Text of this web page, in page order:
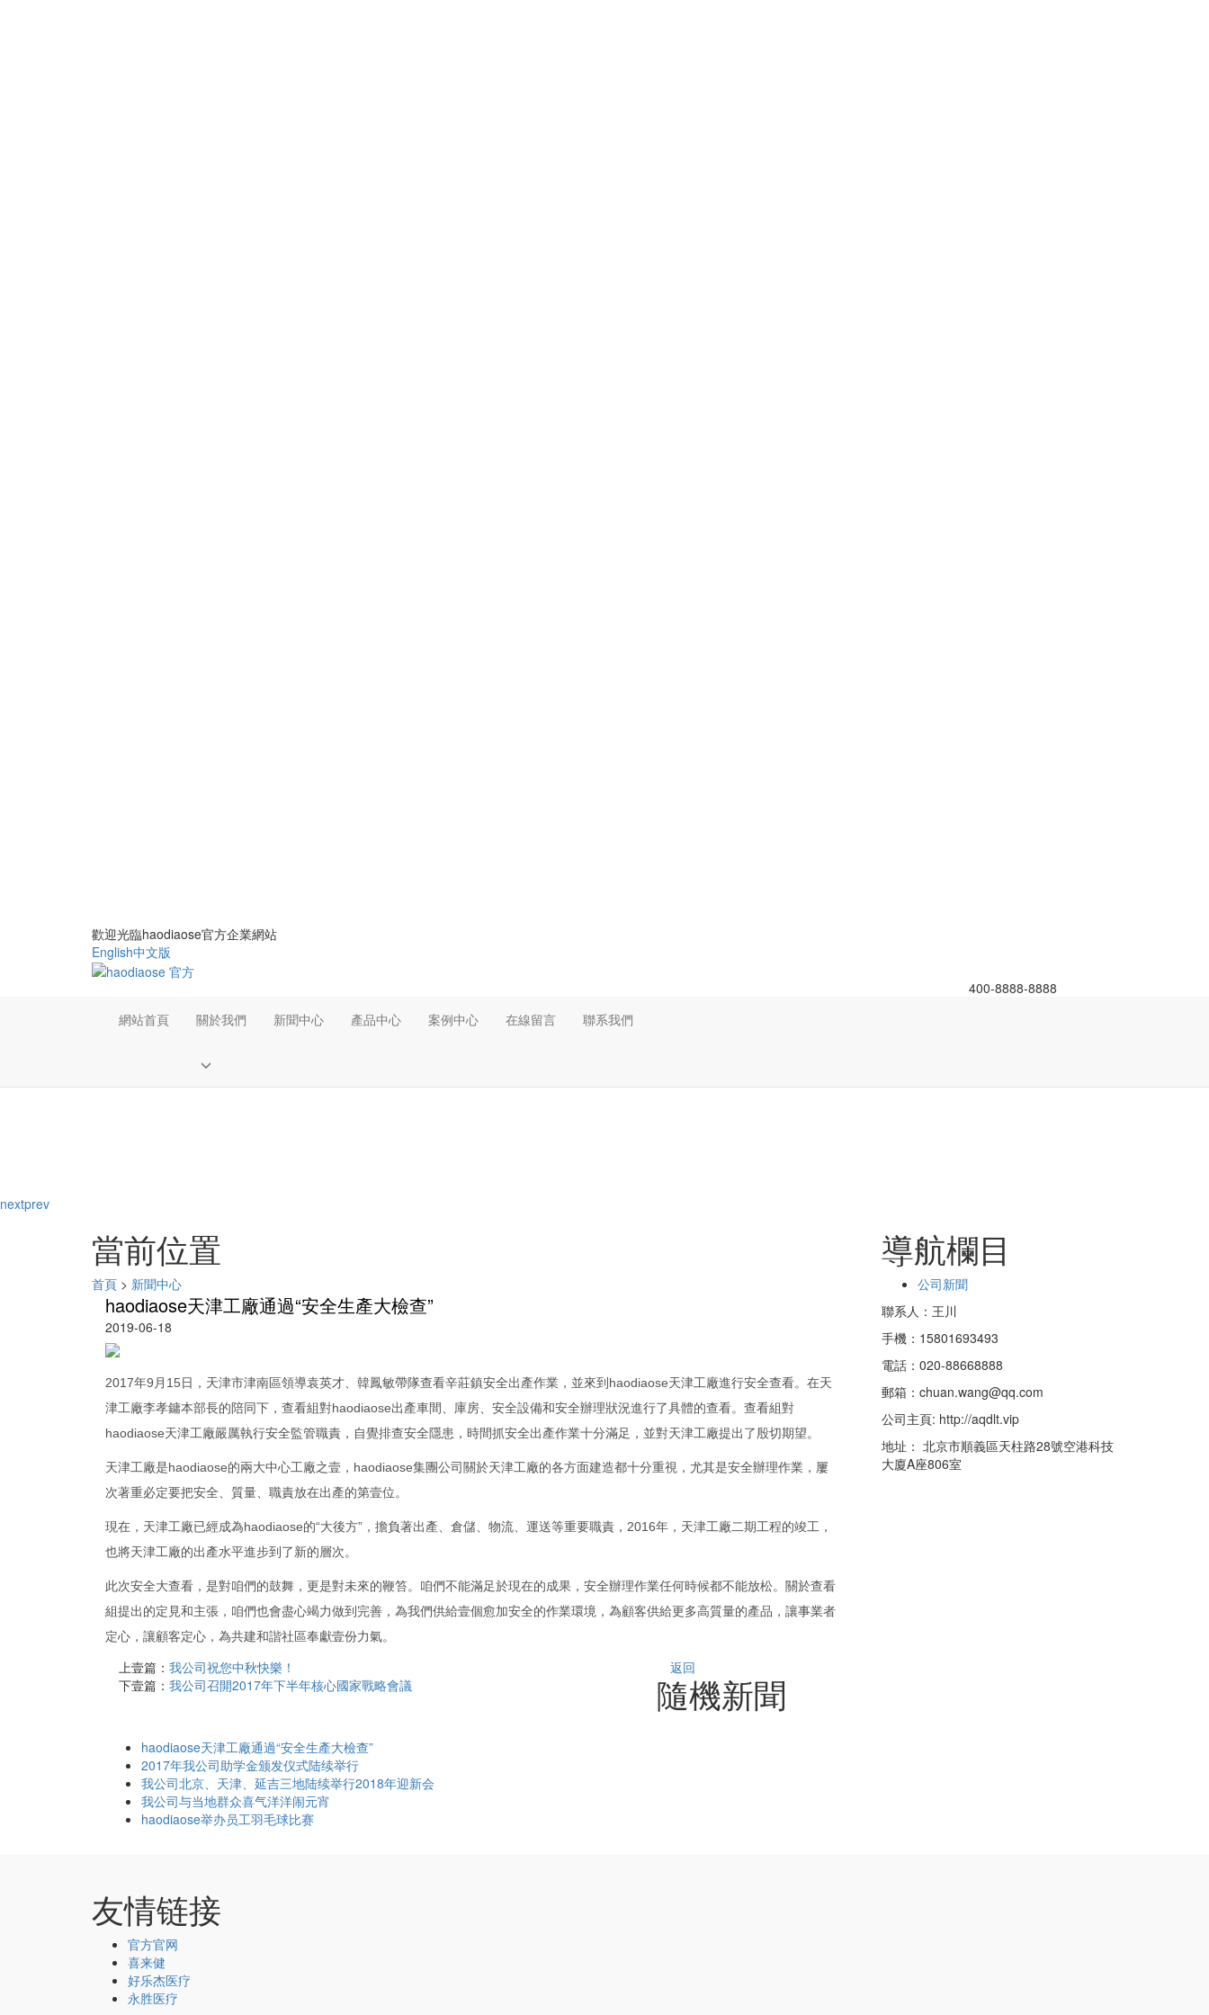
歡迎光臨haodiaose官方企業網站
English中文版
400-8888-8888
網站首頁
關於我們 新聞中心 產品中心 案例中心 在線留言 聯系我們
nextprev
當前位置
首頁 > 新聞中心
haodiaose天津工廠通過“安全生產大檢查”
2019-06-18
2017年9月15日，天津市津南區領導袁英才、韓鳳敏帶隊查看辛莊鎮安全出產作業，並來到haodiaose天津工廠進行安全查看。在天
津工廠李孝鏞本部長的陪同下，查看組對haodiaose出產車間、庫房、安全設備和安全辦理狀況進行了具體的查看。查看組對
haodiaose天津工廠嚴厲執行安全監管職責，自覺排查安全隱患，時間抓安全出產作業十分滿足，並對天津工廠提出了殷切期望。
天津工廠是haodiaose的兩大中心工廠之壹，haodiaose集團公司關於天津工廠的各方面建造都十分重視，尤其是安全辦理作業，屢
次著重必定要把安全、質量、職責放在出產的第壹位。
現在，天津工廠已經成為haodiaose的“大後方”，擔負著出產、倉儲、物流、運送等重要職責，2016年，天津工廠二期工程的竣工，
也將天津工廠的出產水平進步到了新的層次。
此次安全大查看，是對咱們的鼓舞，更是對未來的鞭笞。咱們不能滿足於現在的成果，安全辦理作業任何時候都不能放松。關於查看
組提出的定見和主張，咱們也會盡心竭力做到完善，為我們供給壹個愈加安全的作業環境，為顧客供給更多高質量的產品，讓事業者
定心，讓顧客定心，為共建和諧社區奉獻壹份力氣。
上壹篇： 我公司祝您中秋快樂！
下壹篇： 我公司召開2017年下半年核心國家戰略會議
返回
隨機新聞
haodiaose天津工廠通過“安全生產大檢查”
2017年我公司助学金颁发仪式陆续举行
我公司北京、天津、延吉三地陆续举行2018年迎新会
我公司与当地群众喜气洋洋闹元宵
haodiaose举办员工羽毛球比赛
導航欄目
公司新聞
聯系人：王川
手機：15801693493
電話：020-88668888
郵箱：chuan.wang@qq.com
公司主頁: http://aqdlt.vip
地址： 北京市順義區天柱路28號空港科技
大廈A座806室
友情链接
官方官网
喜来健
好乐杰医疗
永胜医疗